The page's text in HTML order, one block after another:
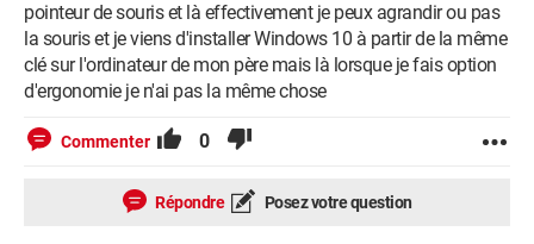
pointeur de souris et là effectivement je peux agrandir ou pas
la souris et je viens d'installer Windows 10 à partir de la même
clé sur l'ordinateur de mon père mais là lorsque je fais option
d'ergonomie je n'ai pas la même chose
Commenter 0
Répondre Posez votre question